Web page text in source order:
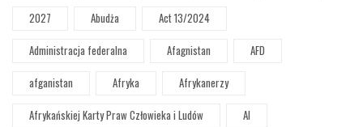
2027
Abudża
Act 13/2024
Administracja federalna
Afagnistan
AFD
afganistan
Afryka
Afrykanerzy
Afrykańskiej Karty Praw Człowieka i Ludów
AI